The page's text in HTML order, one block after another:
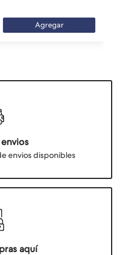
Agregar
envios disponibles
aquí